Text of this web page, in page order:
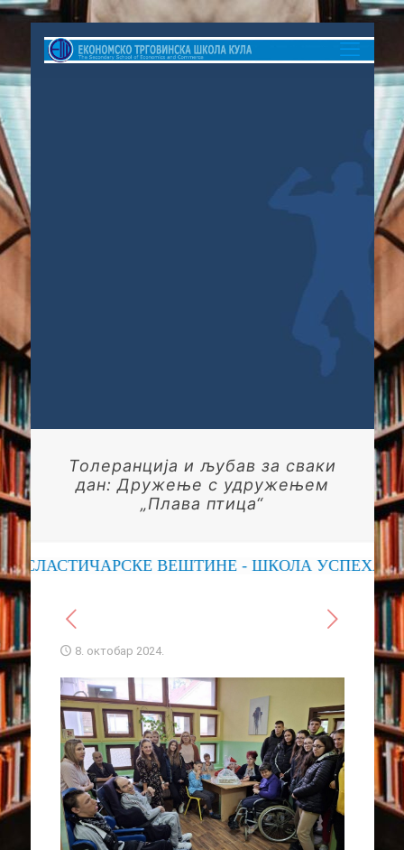
Толеранција и љубав за сваки
дан: Дружење с удружењем
„Плава птица“
ВЕШТИНЕ - ШКОЛА УСПЕХА
8. октобар 2024.